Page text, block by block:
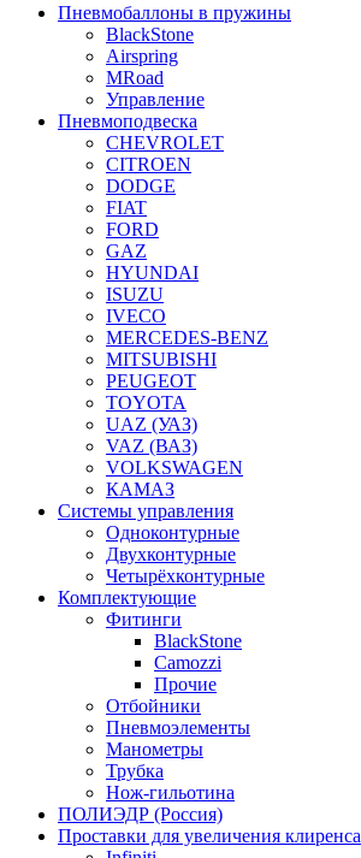
Пневмобаллоны в пружины
BlackStone
Airspring
MRoad
Управление
Пневмоподвеска
CHEVROLET
CITROEN
DODGE
FIAT
FORD
GAZ
HYUNDAI
ISUZU
IVECO
MERCEDES-BENZ
MITSUBISHI
PEUGEOT
TOYOTA
UAZ (УАЗ)
VAZ (ВАЗ)
VOLKSWAGEN
КАМАЗ
Системы управления
Одноконтурные
Двухконтурные
Четырёхконтурные
Комплектующие
Фитинги
BlackStone
Camozzi
Прочие
Отбойники
Пневмоэлементы
Манометры
Трубка
Нож-гильотина
ПОЛИЭДР (Россия)
Проставки для увеличения клиренса